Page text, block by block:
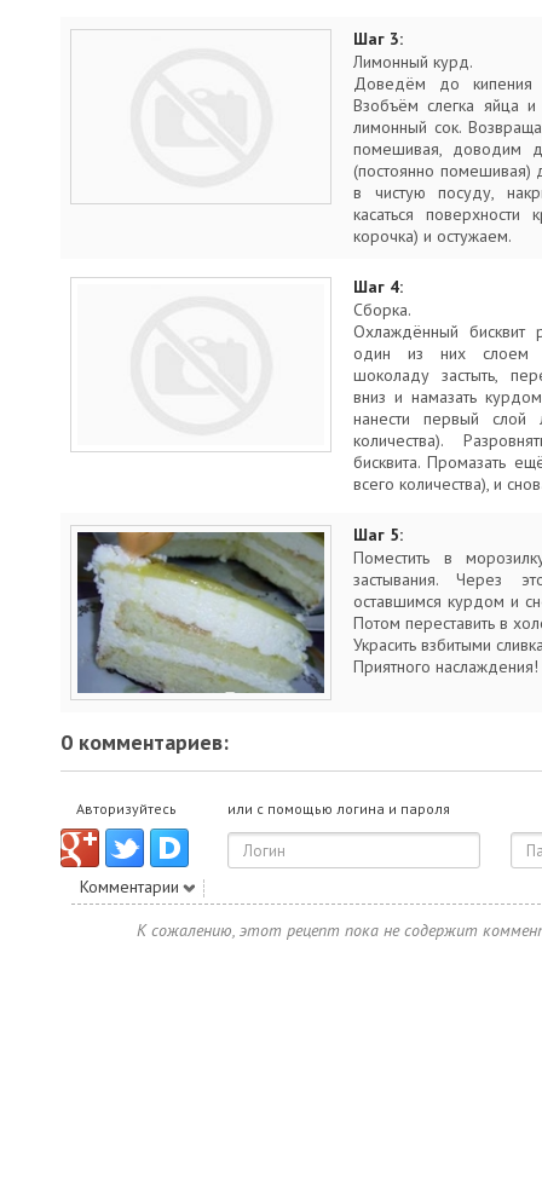
Шаг 3:
Лимонный курд.
Доведём до кипения
Взобъём слегка яйца и
лимонный сок.
помешивая, доводим
(постоянно помешивая)
в чистую посуду,
касаться
корочка) и остужаем.
Шаг 4:
Сборка.
Охлаждённый бисквит
один из них слоем
шоколаду застыть,
вниз и намазать
нанести первый слой
количества).
бисквита. Промазать
всего количества), и
Шаг 5:
Поместить в
застывания. Через
оставшимся курдом и
Потом переставить в
Украсить взбитыми
Приятного наслаждения!
0 комментариев:
Авторизуйтесь или с помощью логина и пароля
Комментарии
К сожалению, этот рецепт пока не содержит